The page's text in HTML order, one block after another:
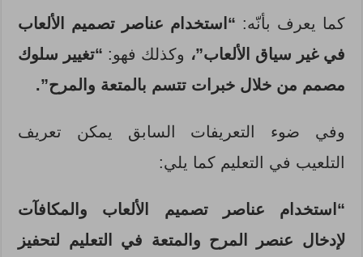
كما يعرف بأنّه: “استخدام عناصر تصميم الألعاب
في غير سياق الألعاب”، وكذلك فهو: “تغيير سلوك
مصمم من خلال خبرات تتسم بالمتعة والمرح”.
وفي ضوء التعريفات السابق يمكن تعريف
التلعيب في التعليم كما يلي:
“استخدام عناصر تصميم الألعاب والمكافآت
لإدخال عنصر المرح والمتعة في التعليم لتحفيز